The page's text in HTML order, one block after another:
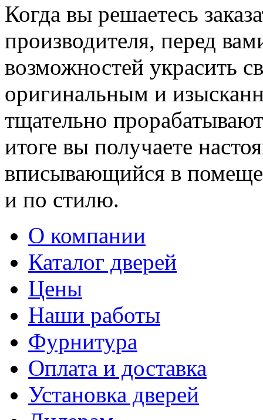
Когда вы решаетесь
производителя, перед
возможностей украсить
оригинальным и
тщательно
итоге вы получаете
вписывающийся в
и по стилю.
О компании
Каталог дверей
Цены
Наши работы
Фурнитура
Оплата и доставка
Установка дверей